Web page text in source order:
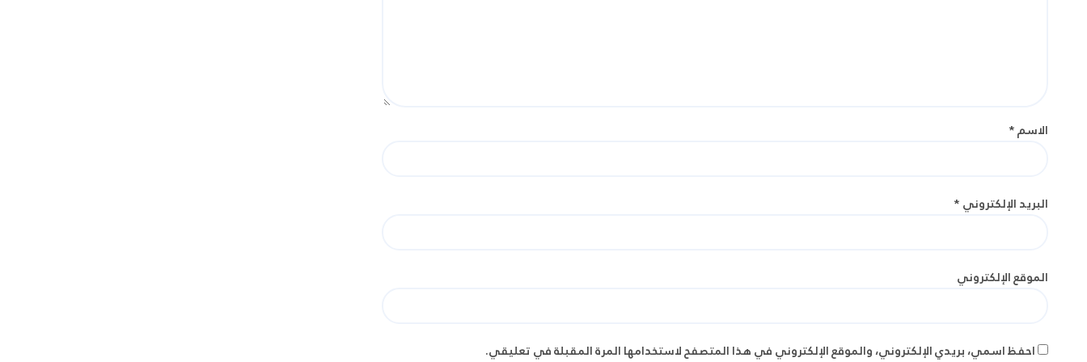
الاسم*
البريد الإلكتروني*
الموقع الإلكتروني
احفظ اسمي، بريدي الإلكتروني، والموقع الإلكتروني في هذا المتصفح لاستخدامها المرة المقبلة في تعليقي.